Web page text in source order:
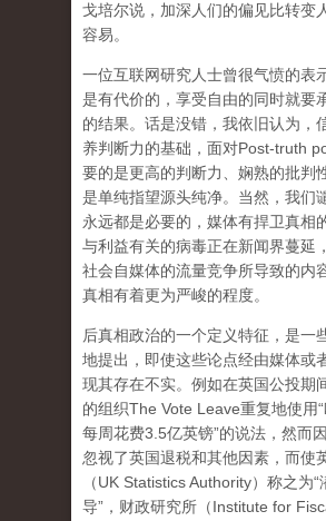
戈培尔说，加深人们的偏见比转变
容易。
一位互联网研究人士曾很气愤的表
是有代价的，享受自由的同时就要
的结果。话是没错，我依旧认为，
养判断力的基础，面对Post-truth
要的是更高的判断力、娴熟的批判
是单纯指望源头纯净。当然，我们
永远都是必要的，媒体有捍卫真相
与利益有关的病毒正在新闻界蔓延
社会自媒体的流量竞争所导致的内
真相有着更为严峻的程度。
后真相政治的一个定义特征，是一
地提出，即使这些论点经由媒体或
现其存在不实。例如在英国公投期
的组织The Vote Leave重复地使用
每周花费3.5亿英镑”的说法，然而
忽视了英国退税和其他因素，而使
（UK Statistics Authority）称之为“
导”，财政研究所（Institute for